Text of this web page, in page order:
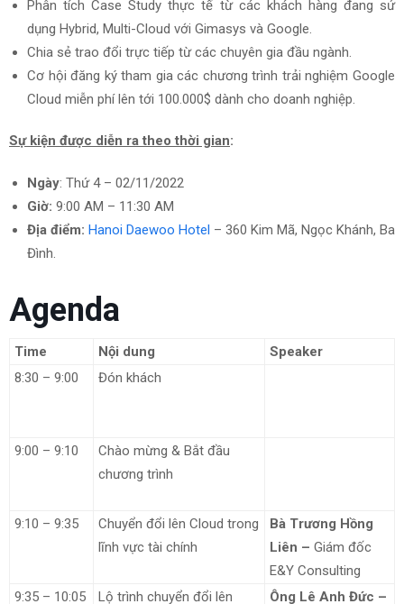
Phân tích Case Study thực tế từ các khách hàng đang sử
dụng Hybrid, Multi-Cloud với Gimasys và Google.
Chia sẻ trao đổi trực tiếp từ các chuyên gia đầu ngành.
Cơ hội đăng ký tham gia các chương trình trải nghiệm Google
Cloud miễn phí lên tới 100.000$ dành cho doanh nghiệp.
Sự kiện được diễn ra theo thời gian:
Ngày: Thứ 4 – 02/11/2022
Giờ: 9:00 AM – 11:30 AM
Địa điểm: Hanoi Daewoo Hotel – 360 Kim Mã, Ngọc Khánh, Ba
Đình.
Agenda
Time Nội dung
Speaker
8:30 – 9:00
Đón khách
9:00 – 9:10
Chào mừng & Bắt đầu
chương trình
9:10 – 9:35
Chuyển đổi lên Cloud trong
lĩnh vực tài chính
Bà Trương Hồng
Liên – Giám đốc
E&Y Consulting
9:35 – 10:05
Lộ trình chuyển đổi lên Ông Lê Anh Đức –